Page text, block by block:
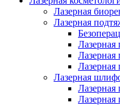
Лазерная
Лазерная
Лазерная
Лазерная
Лазерная
Лазерная
Лазерная